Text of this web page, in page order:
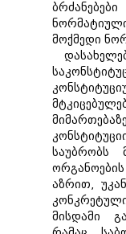
მოქმედი
საუბრობს
აზრით,
მისდამი